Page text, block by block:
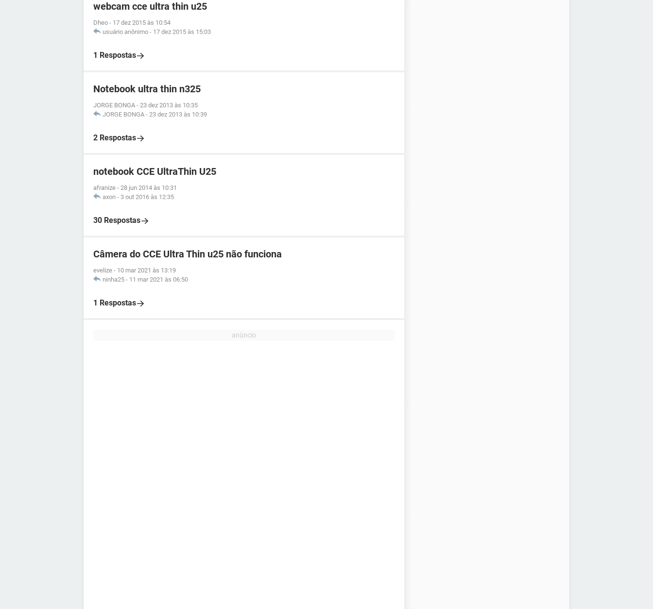
webcam cce ultra thin u25
Dheo - 17 dez 2015 às 10:54
usuário anônimo - 17 dez 2015 às 15:03
1 Respostas
Notebook ultra thin n325
JORGE BONGA - 23 dez 2013 às 10:35
JORGE BONGA - 23 dez 2013 às 10:39
2 Respostas
notebook CCE UltraThin U25
afranize - 28 jun 2014 às 10:31
axon - 3 out 2016 às 12:35
30 Respostas
Câmera do CCE Ultra Thin u25 não funciona
evelize - 10 mar 2021 às 13:19
ninha25 - 11 mar 2021 às 06:50
1 Respostas